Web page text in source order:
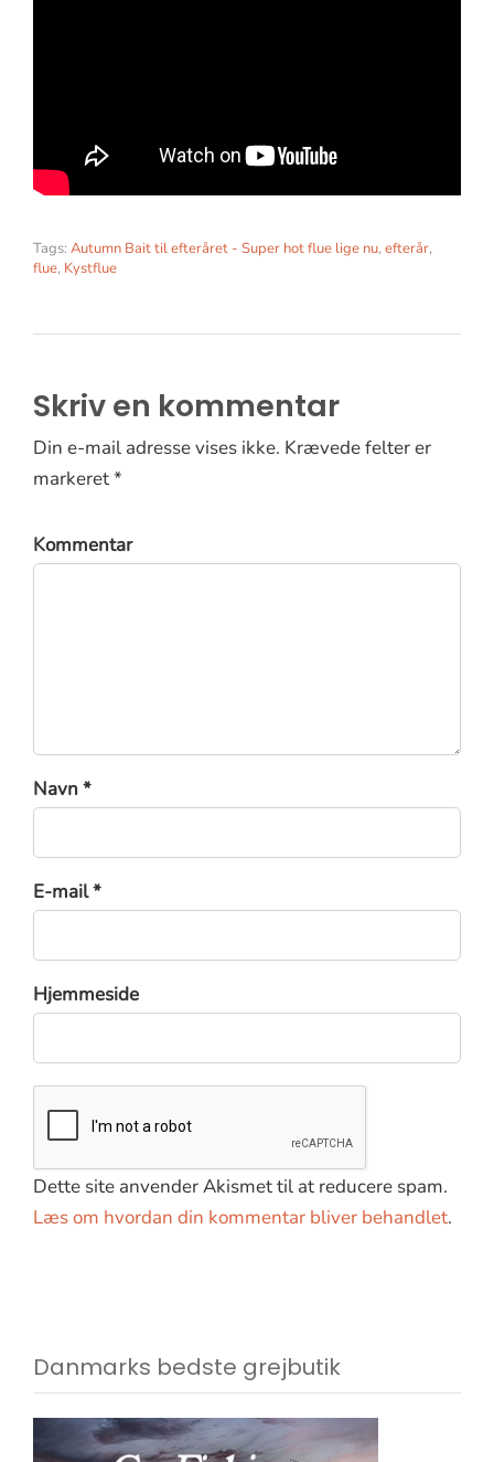
Tags: Autumn Bait til efteråret - Super hot flue lige nu, efterår,
flue, Kystflue
Skriv en kommentar
Din e-mail adresse vises ikke. Krævede felter er
markeret *
Kommentar
Navn *
E-mail *
Hjemmeside
Dette site anvender Akismet til at reducere spam.
Læs om hvordan din kommentar bliver behandlet.
Danmarks bedste grejbutik